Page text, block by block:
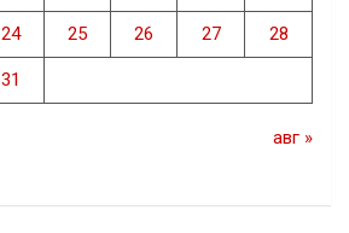
24 25 26 27 28
31
авг »